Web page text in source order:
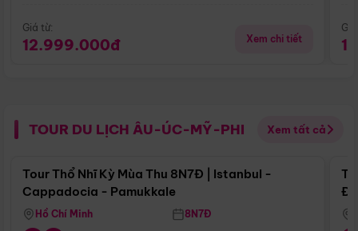
Giá từ:
12.999.000đ Xem chi tiết
TOUR DU LỊCH ÂU-ÚC-MỸ-PHI Xem tất cả
Điểm nổi bật
Tour Thổ Nhĩ Kỳ Mùa Thu 8N7Đ | Istanbul -
Cappadocia - Pamukkale
Hồ Chí Minh 8N7Đ